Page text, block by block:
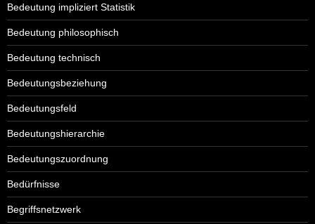
Bedeutung impliziert Statistik
Bedeutung philosophisch
Bedeutung technisch
Bedeutungsbeziehung
Bedeutungsfeld
Bedeutungshierarchie
Bedeutungszuordnung
Bedürfnisse
Begriffsnetzwerk